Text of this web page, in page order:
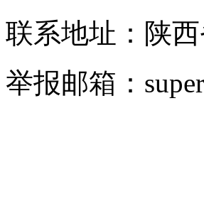
联系地址：陕
举报邮箱：